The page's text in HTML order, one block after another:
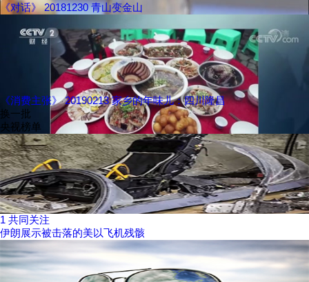
《对话》 20181230 青山变金山
《消费主张》 20190213 家乡的年味儿：四川隆昌
换一批
央视榜单
1 共同关注
伊朗展示被击落的美以飞机残骸